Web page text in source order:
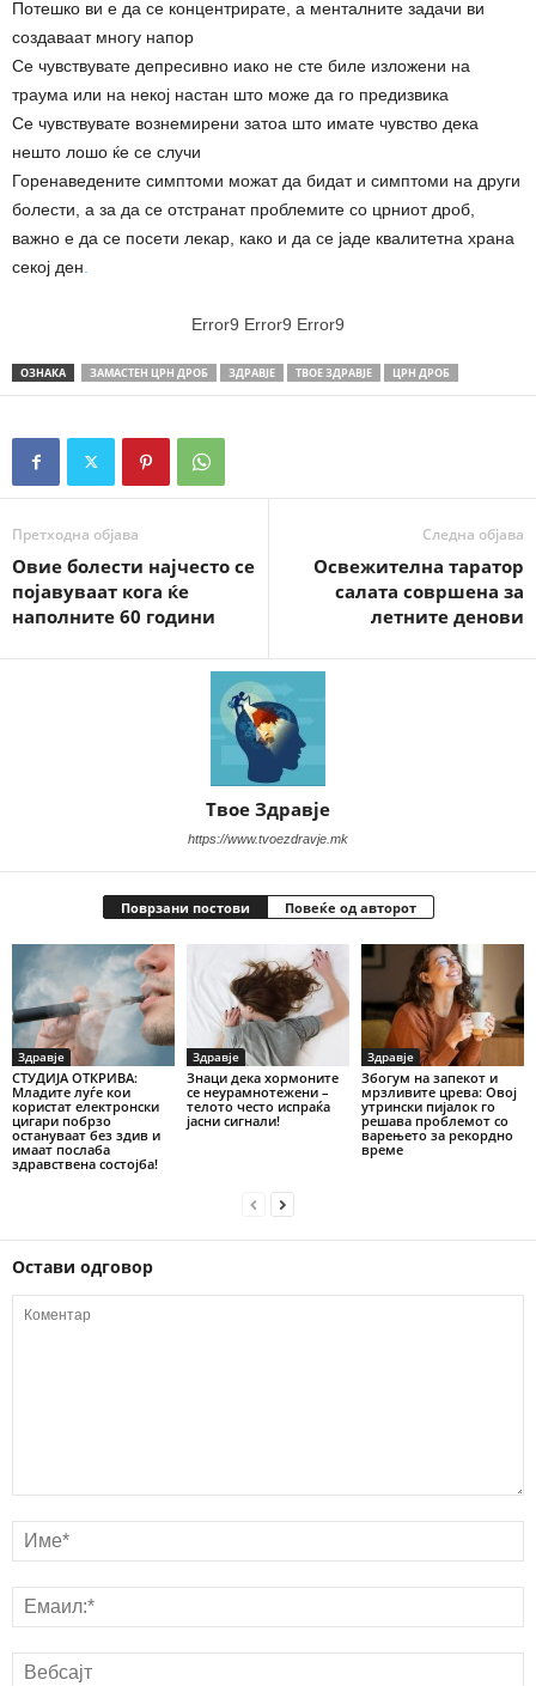
Потешко ви е да се концентрирате, а менталните задачи ви
создаваат многу напор
Се чувствувате депресивно иако не сте биле изложени на
траума или на некој настан што може да го предизвика
Се чувствувате вознемирени затоа што имате чувство дека
нешто лошо ќе се случи
Горенаведените симптоми можат да бидат и симптоми на други
болести, а за да се отстранат проблемите со црниот дроб,
важно е да се посети лекар, како и да се јаде квалитетна храна
секој ден
Error9 Error9 Error9
ОЗНАКА ЗАМАСТЕН ЦРН ДРОБ ЗДРАВЈЕ ТВОЕ ЗДРАВЈЕ ЦРН ДРОБ
Претходна објава
Овие болести најчесто се
појавуваат кога ќе
наполните 60 години
Следна објава
Освежителна таратор
салата совршена за
летните денови
Твое Здравје
https://www.tvoezdravje.mk
Поврзани постови Повеќе од авторот
Здравје
СТУДИЈА ОТКРИВА:
Младите луѓе кои
користат електронски
цигари побрзо
остануваат без здив и
имаат послаба
здравствена состојба!
Здравје
Знаци дека хормоните
се неурамнотежени –
телото често испраќа
јасни сигнали!
Здравје
Збогум на запекот и
мрзливите црева: Овој
утрински пијалок го
решава проблемот со
варењето за рекордно
време
Остави одговор